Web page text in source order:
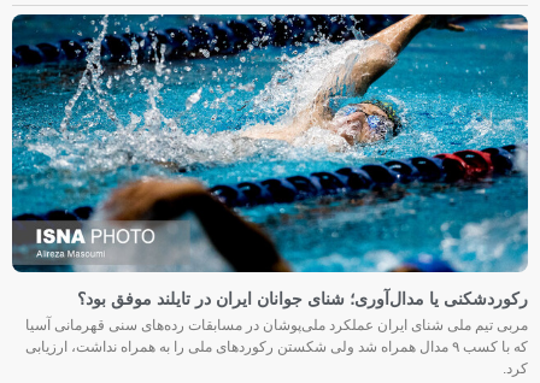
رکوردشکنی یا مدال‌آوری؛ شنای جوانان ایران در تایلند موفق بود؟
مربی تیم ملی شنای ایران عملکرد ملی‌پوشان در مسابقات رده‌های سنی قهرمانی آسیا
که با کسب ۹ مدال همراه شد ولی شکستن رکوردهای ملی را به همراه نداشت، ارزیابی
کرد.